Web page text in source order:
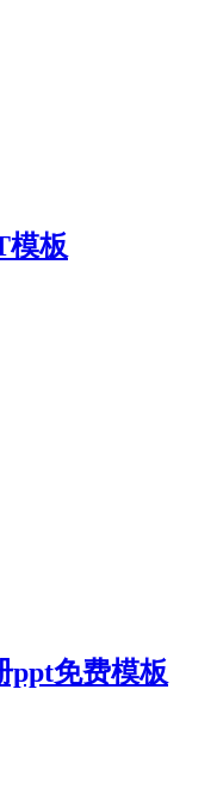
模板
ppt免费模板